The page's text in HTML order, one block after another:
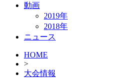
動画
2019年
2018年
ニュース
HOME
>
大会情報